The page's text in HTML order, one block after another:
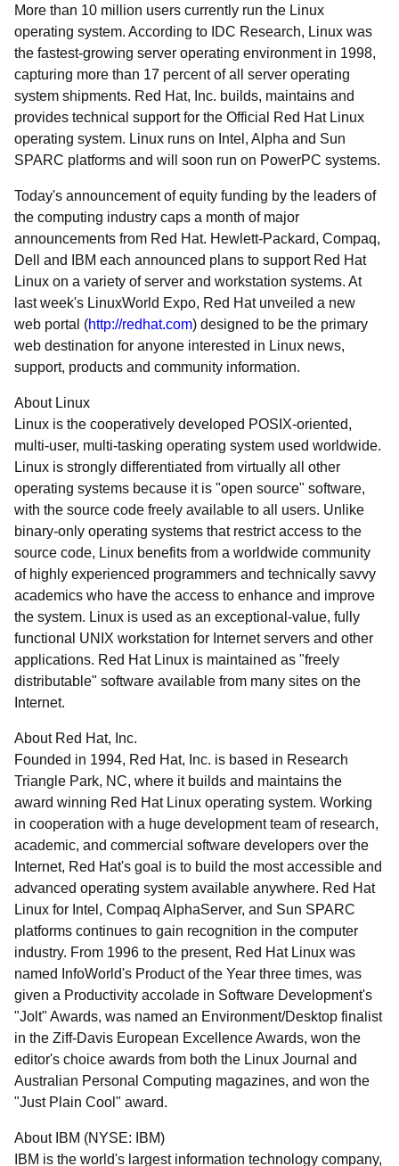
More than 10 million users currently run the Linux
operating system. According to IDC Research, Linux was
the fastest-growing server operating environment in 1998,
capturing more than 17 percent of all server operating
system shipments. Red Hat, Inc. builds, maintains and
provides technical support for the Official Red Hat Linux
operating system. Linux runs on Intel, Alpha and Sun
SPARC platforms and will soon run on PowerPC systems.
Today's announcement of equity funding by the leaders of
the computing industry caps a month of major
announcements from Red Hat. Hewlett-Packard, Compaq,
Dell and IBM each announced plans to support Red Hat
Linux on a variety of server and workstation systems. At
last week's LinuxWorld Expo, Red Hat unveiled a new
web portal (http://redhat.com) designed to be the primary
web destination for anyone interested in Linux news,
support, products and community information.
About Linux
Linux is the cooperatively developed POSIX-oriented,
multi-user, multi-tasking operating system used worldwide.
Linux is strongly differentiated from virtually all other
operating systems because it is "open source" software,
with the source code freely available to all users. Unlike
binary-only operating systems that restrict access to the
source code, Linux benefits from a worldwide community
of highly experienced programmers and technically savvy
academics who have the access to enhance and improve
the system. Linux is used as an exceptional-value, fully
functional UNIX workstation for Internet servers and other
applications. Red Hat Linux is maintained as "freely
distributable" software available from many sites on the
Internet.
About Red Hat, Inc.
Founded in 1994, Red Hat, Inc. is based in Research
Triangle Park, NC, where it builds and maintains the
award winning Red Hat Linux operating system. Working
in cooperation with a huge development team of research,
academic, and commercial software developers over the
Internet, Red Hat's goal is to build the most accessible and
advanced operating system available anywhere. Red Hat
Linux for Intel, Compaq AlphaServer, and Sun SPARC
platforms continues to gain recognition in the computer
industry. From 1996 to the present, Red Hat Linux was
named InfoWorld's Product of the Year three times, was
given a Productivity accolade in Software Development's
"Jolt" Awards, was named an Environment/Desktop finalist
in the Ziff-Davis European Excellence Awards, won the
editor's choice awards from both the Linux Journal and
Australian Personal Computing magazines, and won the
"Just Plain Cool" award.
About IBM (NYSE: IBM)
IBM is the world's largest information technology company,